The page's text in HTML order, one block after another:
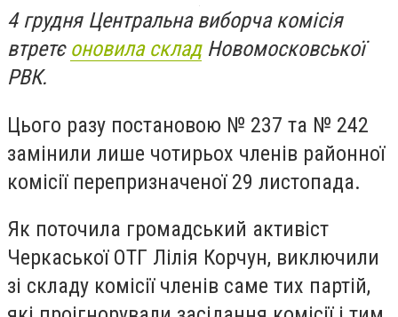
4 грудня Центральна виборча комісія
втретє оновила складНовомосковської
РВК.
Цього разу постановою № 237 та № 242
замінили лише чотирьох членів районної
комісії перепризначеної 29 листопада.
Як поточила громадський активіст
Черкаської ОТГ Лілія Корчун, виключили
зі складу комісії членів саме тих партій,